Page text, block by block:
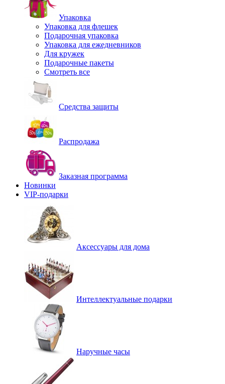
Упаковка
Упаковка для флешек
Подарочная упаковка
Упаковка для ежедневников
Для кружек
Подарочные пакеты
Смотреть все
Средства защиты
Распродажа
Заказная программа
Новинки
VIP-подарки
Аксессуары для дома
Интеллектуальные подарки
Наручные часы